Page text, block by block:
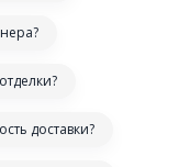
доставки?